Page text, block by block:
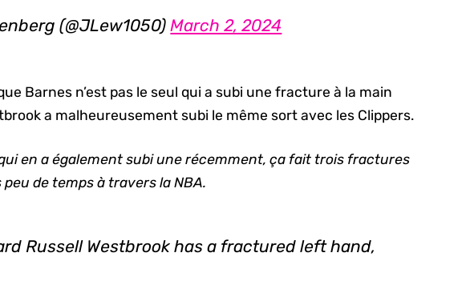
(@JLew1050)March 2, 2024
Barnes n’est pas le seul qui a subi une fracture à la main
a malheureusement subi le même sort avec les Clippers.
en a également subi une récemment, ça fait trois fractures
de temps à travers la NBA.
Russell Westbrook has a fractured left hand,